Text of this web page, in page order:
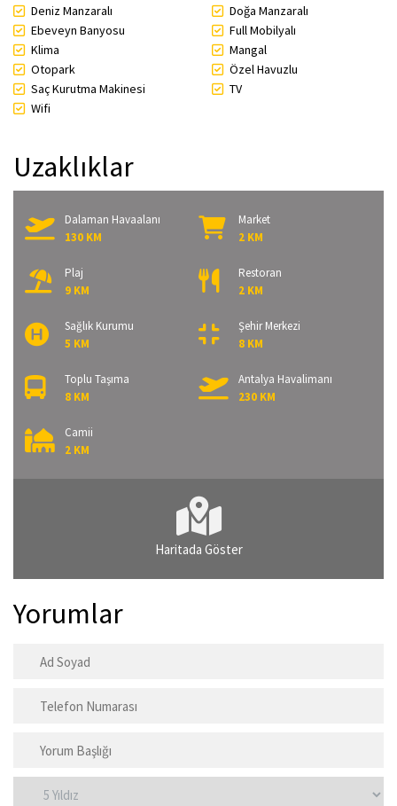
Deniz Manzaralı
Doğa Manzaralı
Ebeveyn Banyosu
Full Mobilyalı
Klima
Mangal
Otopark
Özel Havuzlu
Saç Kurutma Makinesi
TV
Wifi
Uzaklıklar
Dalaman Havaalanı
130 KM
Market
2 KM
Plaj
9 KM
Restoran
2 KM
Sağlık Kurumu
5 KM
Şehir Merkezi
8 KM
Toplu Taşıma
8 KM
Antalya Havalimanı
230 KM
Camii
2 KM
Haritada Göster
Yorumlar